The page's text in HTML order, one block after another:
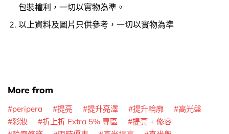
包裝權利，一切以實物為準。
以上資料及圖片只供參考，一切以實物為準
More from
peripera 提亮 提升亮澤 提升輪廓
高光盤
彩妝
折上折 Extra 5% 專區
提亮 + 修容